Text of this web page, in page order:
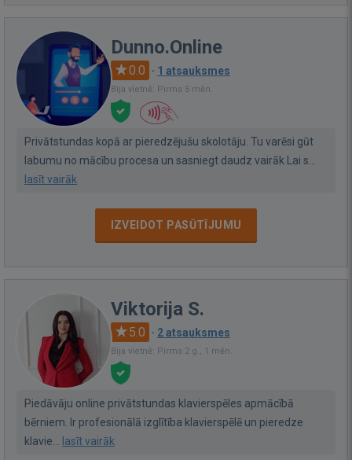
Dunno.Online
0.0 · 1 atsauksmes
Bija vietnē: Pirms 5 mēn.
Privātstundas kopā ar pieredzējušu skolotāju. Tu varēsi gūt
labumu no mācību procesa un sasniegt daudz vairāk Lai s...
lasīt vairāk
IZVEIDOT PASŪTĪJUMU
Viktorija S.
5.0 · 2 atsauksmes
Bija vietnē: Pirms 2 g., 1 mēn.
Piedāvāju online privātstundas klavierspēles apmācībā
bērniem. Ir profesionālā izglītība klavierspēlē un pieredze
klavie... lasīt vairāk